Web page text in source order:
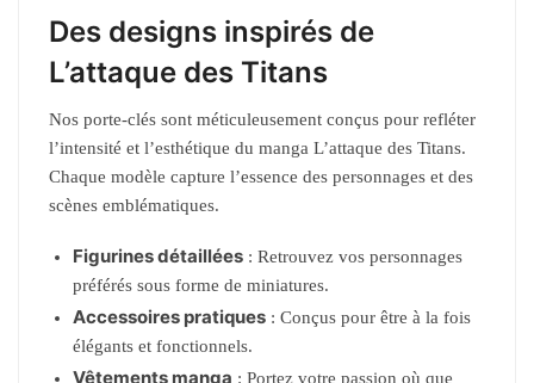
Des designs inspirés de
L’attaque des Titans
Nos porte-clés sont méticuleusement conçus pour refléter
l’intensité et l’esthétique du manga L’attaque des Titans.
Chaque modèle capture l’essence des personnages et des
scènes emblématiques.
Figurines détaillées : Retrouvez vos personnages
préférés sous forme de miniatures.
Accessoires pratiques : Conçus pour être à la fois
élégants et fonctionnels.
Vêtements manga : Portez votre passion où que